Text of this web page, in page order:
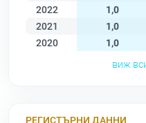
2022
1,0
2021
1,0
2020
1,0
виж
РЕГИСТЪРНИ ДАННИ